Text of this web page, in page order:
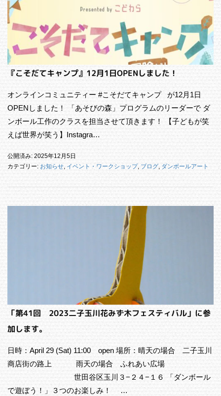
『こそだてキャンプ』12月1日OPENしました！
オンラインコミュニティー #こそだてキャンプ が12月1日
OPENしました！ 「あそびの森」プログラムのリーダーで ダ
ンボール工作のクラスを担当させて頂きます！ 【子どもが笑
えば世界が笑う】Instagra…
公開済み: 2025年12月5日
カテゴリー: お知らせ, イベント・ワークショップ, ブログ, ダンボールアート
「第41回 2023二子玉川花みず木フェスティバル」に参
加します。
日時：April 29 (Sat) 11:00 open 場所：晴天の場合 二子玉川
商店街の路上 雨天の場合 ふれあい広場
世田谷区玉川３−２４−１６ 「ダンボール
で遊ぼう！」３つのお楽しみ！ …